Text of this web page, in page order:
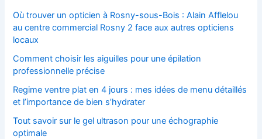
Où trouver un opticien à Rosny-sous-Bois : Alain Afflelou
au centre commercial Rosny 2 face aux autres opticiens
locaux
Comment choisir les aiguilles pour une épilation
professionnelle précise
Regime ventre plat en 4 jours : mes idées de menu détaillés
et l’importance de bien s’hydrater
Tout savoir sur le gel ultrason pour une échographie
optimale